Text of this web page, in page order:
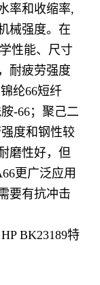
率和收缩率,
械强度。在
性能、尺寸
耐疲劳强度
纶66短纤
-66；聚己二
度和钢性较
磨性好，但
更广泛应用
要有抗冲击
BK23189特